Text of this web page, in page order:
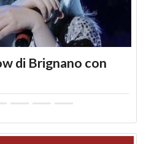
di Brignano con